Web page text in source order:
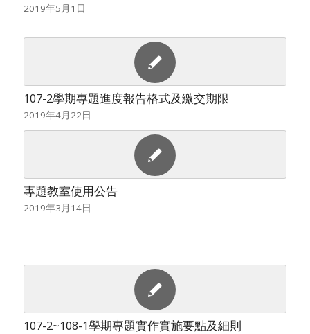
2019年5月1日
107-2學期專題進度報告格式及繳交期限
2019年4月22日
專題教室使用公告
2019年3月14日
107-2~108-1學期專題實作實施要點及細則